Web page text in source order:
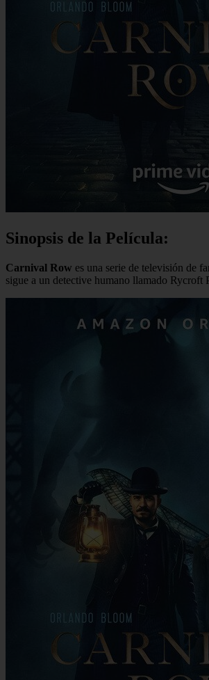
Sinopsis de la Película:
Carnival Row es una serie de televisión de
sigue a un detective humano llamado Rycroft